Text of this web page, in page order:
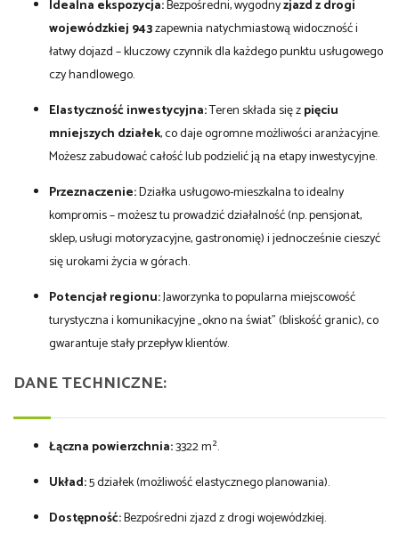
Idealna ekspozycja:Bezpośredni, wygodnyzjazd z drogi
wojewódzkiej 943zapewnia natychmiastową widoczność i
łatwy dojazd – kluczowy czynnik dla każdego punktu usługowego
czy handlowego.
Elastyczność inwestycyjna:Teren składa się zpięciu
mniejszych działek, co daje ogromne możliwości aranżacyjne.
Możesz zabudować całość lub podzielić ją na etapy inwestycyjne.
Przeznaczenie:Działka usługowo-mieszkalna to idealny
kompromis – możesz tu prowadzić działalność (np. pensjonat,
sklep, usługi motoryzacyjne, gastronomię) i jednocześnie cieszyć
się urokami życia w górach.
Potencjał regionu:Jaworzynka to popularna miejscowość
turystyczna i komunikacyjne „okno na świat” (bliskość granic), co
gwarantuje stały przepływ klientów.
DANE TECHNICZNE:
Łączna powierzchnia:3322 m².
Układ:5 działek (możliwość elastycznego planowania).
Dostępność:Bezpośredni zjazd z drogi wojewódzkiej.